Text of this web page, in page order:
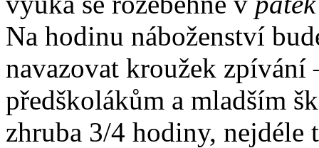
Na hodinu náboženství
navazovat kroužek zpívání
předškolákům a mladším
zhruba 3/4 hodiny, nejdéle